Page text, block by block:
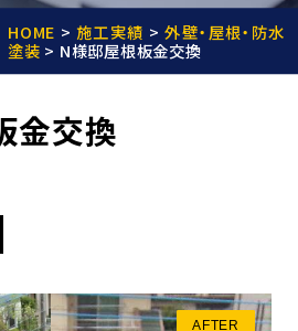
HOME > 施工実績 >外壁・屋根・防水
塗装 > N様邸屋根板金交換
金交換